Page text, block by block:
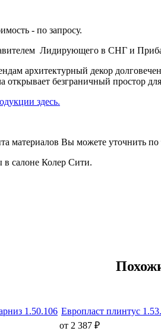
- по запросу.
Лидирующего в СНГ и
архитектурный декор
открывает безграничный простор
здесь.
материалов Вы можете уточнить
салоне Колер Сити.
1.50.106 Европласт плинтус
от 2 387 ₽